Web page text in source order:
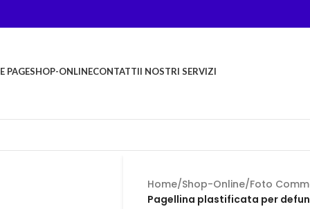
PAGESHOP-ONLINECONTATTII NOSTRI SERVIZI
Home/Shop-Online/Foto
Pagellina plastificata per